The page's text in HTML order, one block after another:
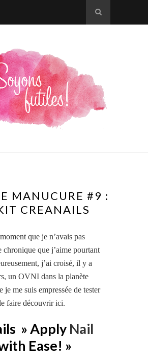
MANUCURE #9 :
CREANAILS
que je n’avais pas
chronique que j’aime pourtant
j’ai croisé, il y a
un OVNI dans la planète
je me suis empressée de tester
faire découvrir ici.
» Apply Nail
Ease! »